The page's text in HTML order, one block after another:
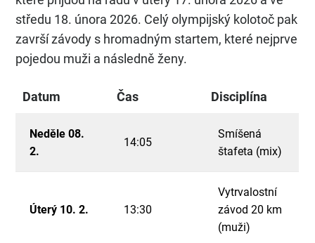
středu 18. února 2026. Celý olympijský kolotoč pak
završí závody s hromadným startem, které nejprve
pojedou muži a následně ženy.
Datum Čas Disciplína
Neděle 08.
2.
14:05
Smíšená
štafeta (mix)
Úterý 10. 2. 13:30
Vytrvalostní
závod 20 km
(muži)